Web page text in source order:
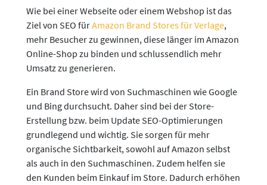
Wie bei einer Webseite oder einem Webshop ist das
Ziel von SEO fürAmazon Brand Stores für Verlage,
mehr Besucher zu gewinnen, diese länger im Amazon
Online-Shop zu binden und schlussendlich mehr
Umsatz zu generieren.
Ein Brand Store wird von Suchmaschinen wie Google
und Bing durchsucht. Daher sind bei der Store-
Erstellung bzw. beim Update SEO-Optimierungen
grundlegend und wichtig. Sie sorgen für mehr
organische Sichtbarkeit, sowohl auf Amazon selbst
als auch in den Suchmaschinen. Zudem helfen sie
den Kunden beim Einkauf im Store. Dadurch erhöhen